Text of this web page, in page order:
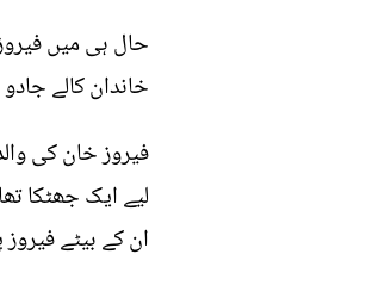
حال ہی میں
خاندان کالے
فیروز خان کی
لیے ایک جھٹکا
ان کے بیٹے فیروز